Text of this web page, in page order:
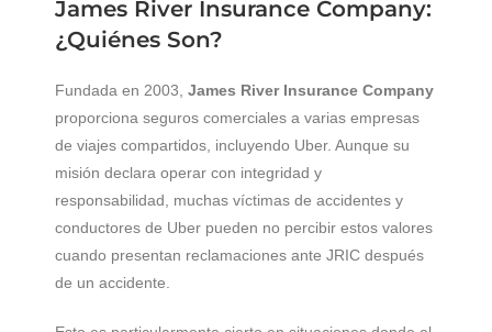
James River Insurance Company:
¿Quiénes Son?
Fundada en 2003, James River Insurance Company
proporciona seguros comerciales a varias empresas
de viajes compartidos, incluyendo Uber. Aunque su
misión declara operar con integridad y
responsabilidad, muchas víctimas de accidentes y
conductores de Uber pueden no percibir estos valores
cuando presentan reclamaciones ante JRIC después
de un accidente.